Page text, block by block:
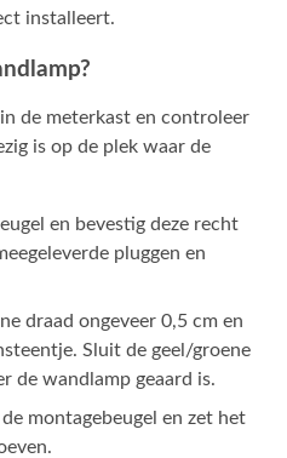
installeert.
de meterkast en controleer
is op de plek waar de
en bevestig deze recht
pluggen en
draad ongeveer 0,5 cm en
Sluit de geel/groene
de wandlamp geaard is.
montagebeugel en zet het